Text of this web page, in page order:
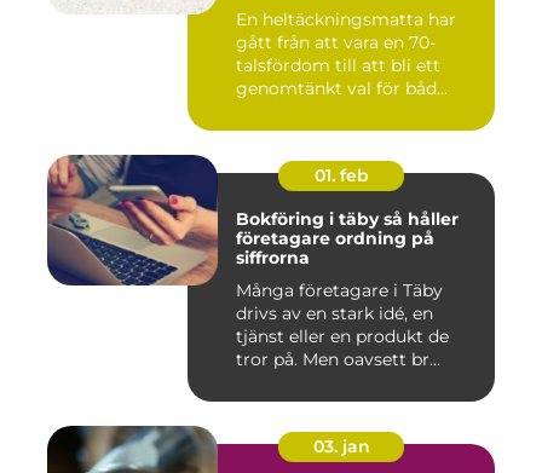
En heltäckningsmatta har
gått från att vara en 70-
talsfördom till att bli ett
genomtänkt val för båd...
01. feb
Bokföring i täby så håller
företagare ordning på
siffrorna
Många företagare i Täby
drivs av en stark idé, en
tjänst eller en produkt de
tror på. Men oavsett br...
03. jan